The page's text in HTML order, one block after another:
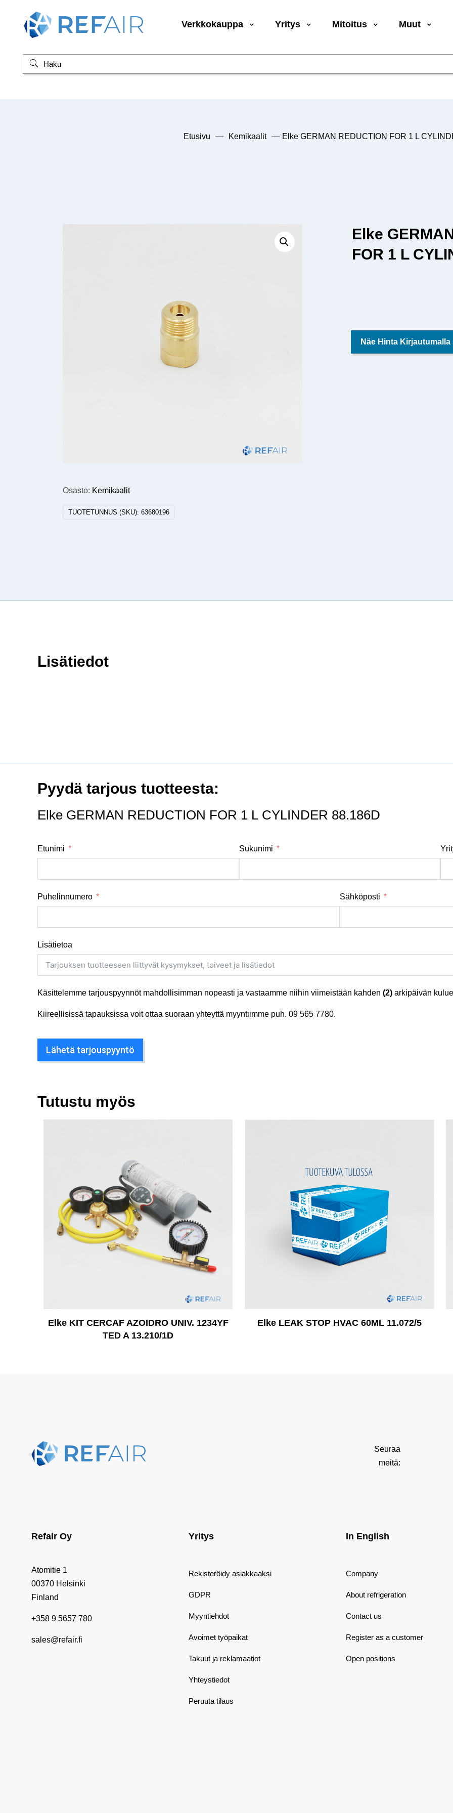
Verkkokauppa Yritys Mitoitus Muut
Etusivu — Kemikaalit — Elke GERMAN REDUCTION FOR 1 L
Osasto: Kemikaalit
TUOTETUNNUS (SKU):63680196
Elke
FOR 1 L
Näe Hinta Kirjautumalla
Lisätiedot
Pyydä tarjous tuotteesta:
Elke GERMAN REDUCTION FOR 1 L CYLINDER 88.186D
Etunimi Sukunimi
Puhelinnumero Sähköposti
Lisätietoa
Käsittelemme tarjouspyynnöt mahdollisimman nopeasti ja vastaamme niihin viimeistään kahden (2) arkipäivän
Kiireellisissä tapauksissa voit ottaa suoraan yhteyttä myyntiimme puh. 09 565 7780.
Lähetä tarjouspyyntö
Tutustu myös
Elke KIT CERCAF AZOIDRO UNIV. 1234YF
TED A 13.210/1D
Elke LEAK STOP HVAC 60ML 11.072/5
Seuraa
meitä:
Refair Oy
Atomitie 1
00370 Helsinki
Finland
+358 9 5657 780
sales@refair.fi
Yritys
Rekisteröidy asiakkaaksi
GDPR
Myyntiehdot
Avoimet työpaikat
Takuut ja reklamaatiot
Yhteystiedot
Peruuta tilaus
In English
Company
About refrigeration
Contact us
Register as a customer
Open positions